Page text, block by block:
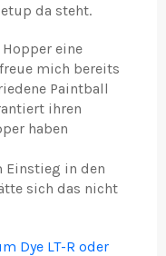
da steht.
eine
mich bereits
Paintball
ihren
haben
Einstieg in den
sich das nicht
Dye LT-R oder